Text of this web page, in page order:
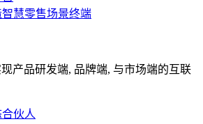
慧零售场景终端
产品研发端, 品牌端, 与市场端的互联
伙人